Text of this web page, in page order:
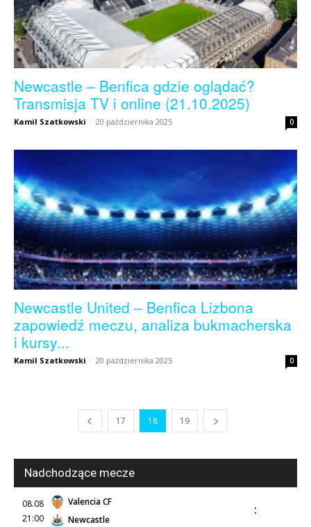
Newcastle – Benfica gdzie oglądać?
Transmisja TV i online (21.10.2025)
Kamil Szatkowski - 20 października 2025 0
Newcastle United – Benfica Lizbona
zapowiedź meczu, analiza bukmacherska
i kursy...
Kamil Szatkowski - 20 października 2025 0
17 18 19
Nadchodzące mecze
08.08
21:00
Valencia CF
Newcastle
: